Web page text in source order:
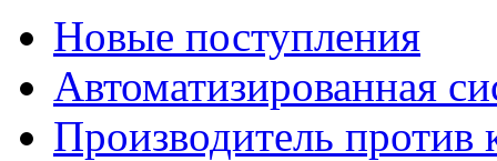
Новые поступления
Автоматизированная
Производитель против